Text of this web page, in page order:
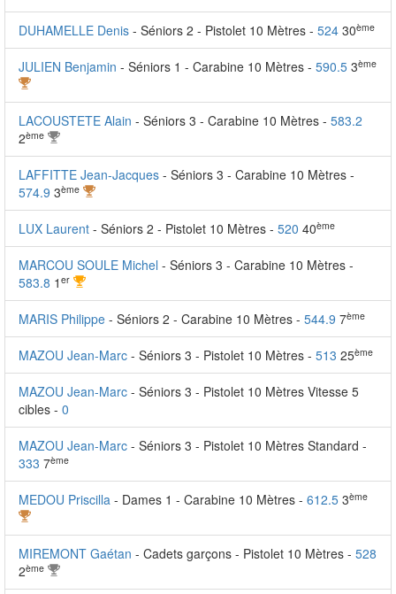
DUHAMELLE Denis - Séniors 2 - Pistolet 10 Mètres - 524 30ème
JULIEN Benjamin - Séniors 1 - Carabine 10 Mètres - 590.5 3ème
LACOUSTETE Alain - Séniors 3 - Carabine 10 Mètres - 583.2
2ème
LAFFITTE Jean-Jacques - Séniors 3 - Carabine 10 Mètres -
574.9 3ème
LUX Laurent - Séniors 2 - Pistolet 10 Mètres - 520 40ème
MARCOU SOULE Michel - Séniors 3 - Carabine 10 Mètres -
583.8 1 er
MARIS Philippe - Séniors 2 - Carabine 10 Mètres - 544.9 7ème
MAZOU Jean-Marc - Séniors 3 - Pistolet 10 Mètres - 513 25ème
MAZOU Jean-Marc - Séniors 3 - Pistolet 10 Mètres Vitesse 5
cibles - 0
MAZOU Jean-Marc - Séniors 3 - Pistolet 10 Mètres Standard -
333 7ème
MEDOU Priscilla - Dames 1 - Carabine 10 Mètres - 612.5 3ème
MIREMONT Gaétan - Cadets garçons - Pistolet 10 Mètres - 528
2ème